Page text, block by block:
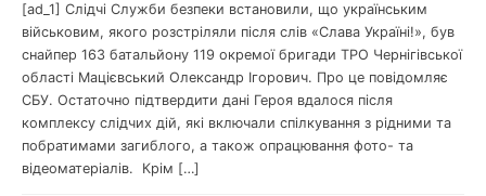
[ad_1] Слідчі Служби безпеки встановили, що українським
військовим, якого розстріляли після слів «Слава Україні!», був
снайпер 163 батальйону 119 окремої бригади ТРО Чернігівської
області Мацієвський Олександр Ігорович. Про це повідомляє
СБУ. Остаточно підтвердити дані Героя вдалося після
комплексу слідчих дій, які включали спілкування з рідними та
побратимами загиблого, а також опрацювання фото- та
відеоматеріалів. Крім […]